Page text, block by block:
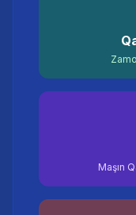
Maşın